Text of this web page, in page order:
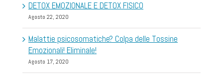
DETOX EMOZIONALE E DETOX FISICO
Agosto 22, 2020
Malattie psicosomatiche? Colpa delle Tossine
Emozionali! Eliminale!
Agosto 17, 2020